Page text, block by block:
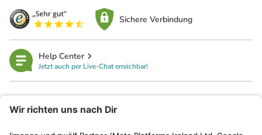
Sichere Verbindung
Help Center
Jetzt auch per Live-Chat erreichbar!